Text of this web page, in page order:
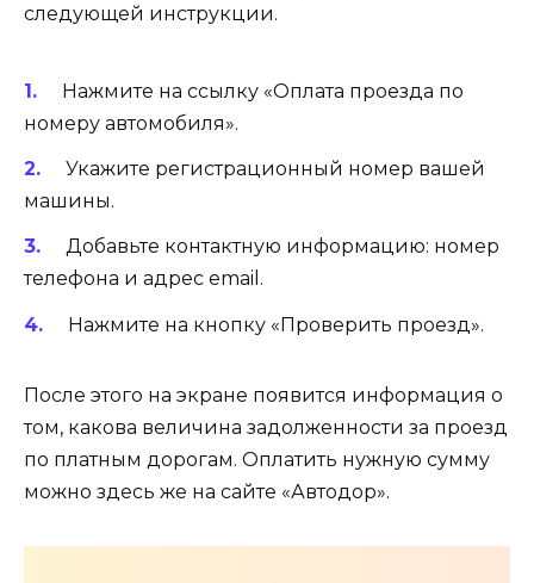
следующей инструкции.
Нажмите на ссылку «Оплата проезда по
номеру автомобиля».
Укажите регистрационный номер вашей
машины.
Добавьте контактную информацию: номер
телефона и адрес email.
Нажмите на кнопку «Проверить проезд».
После этого на экране появится информация о
том, какова величина задолженности за проезд
по платным дорогам. Оплатить нужную сумму
можно здесь же на сайте «Автодор».